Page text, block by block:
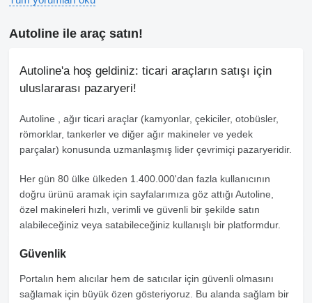
Autoline ile araç satın!
Autoline'a hoş geldiniz: ticari araçların satışı için
uluslararası pazaryeri!
Autoline , ağır ticari araçlar (kamyonlar, çekiciler, otobüsler,
römorklar, tankerler ve diğer ağır makineler ve yedek
parçalar) konusunda uzmanlaşmış lider çevrimiçi pazaryeridir.
Her gün 80 ülke ülkeden 1.400.000'dan fazla kullanıcının
doğru ürünü aramak için sayfalarımıza göz attığı Autoline,
özel makineleri hızlı, verimli ve güvenli bir şekilde satın
alabileceğiniz veya satabileceğiniz kullanışlı bir platformdur.
Güvenlik
Portalın hem alıcılar hem de satıcılar için güvenli olmasını
sağlamak için büyük özen gösteriyoruz. Bu alanda sağlam bir